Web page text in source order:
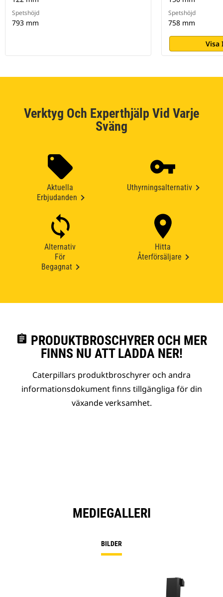
Spetshöjd
793 mm
Spetshöjd
758 mm
Visa
Verktyg Och Experthjälp Vid Varje
Sväng
Aktuella
Erbjudanden
Uthyrningsalternativ
Alternativ
För
Begagnat
Hitta
Återförsäljare
assignment PRODUKTBROSCHYRER OCH MER
FINNS NU ATT LADDA NER!
Caterpillars produktbroschyrer och andra
informationsdokument finns tillgängliga för din
växande verksamhet.
MEDIEGALLERI
BILDER